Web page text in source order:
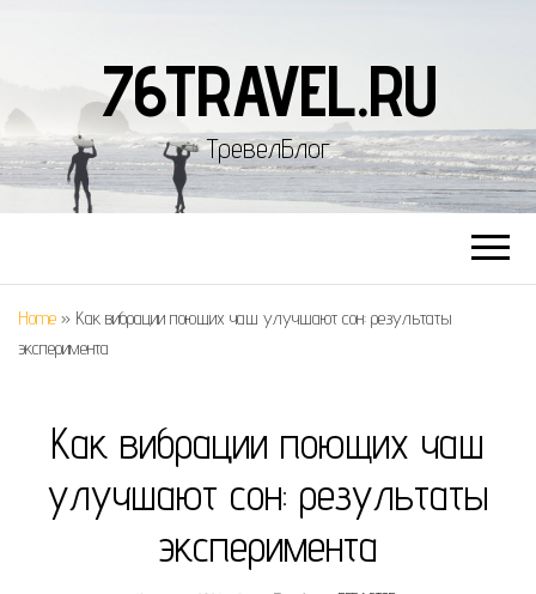
76TRAVEL.RU
ТревелБлог
Home » Как вибрации поющих чаш улучшают сон: результаты
эксперимента
Как вибрации поющих чаш
улучшают сон: результаты
эксперимента